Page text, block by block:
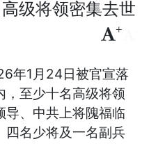
级将领密集去世
+
年1月24日被官宣落
，至少十名高级将领
导、中共上将隗福临
四名少将及一名副兵